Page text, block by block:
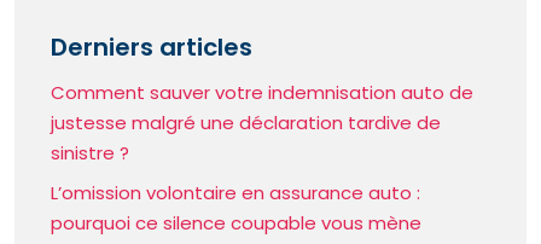
Derniers articles
Comment sauver votre indemnisation auto de
justesse malgré une déclaration tardive de
sinistre ?
L’omission volontaire en assurance auto :
pourquoi ce silence coupable vous mène